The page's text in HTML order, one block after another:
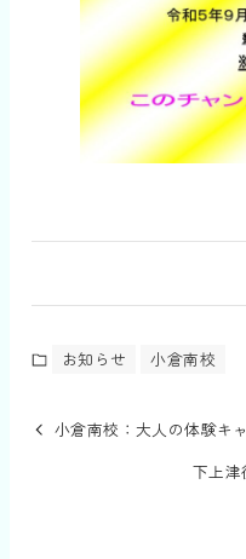
お知らせ 小倉南校
小倉南校：大人の体験キ
下上津